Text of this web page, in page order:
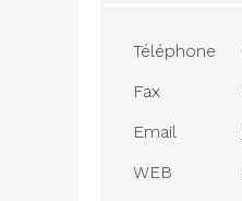
Téléphone
Fax
Email
WEB